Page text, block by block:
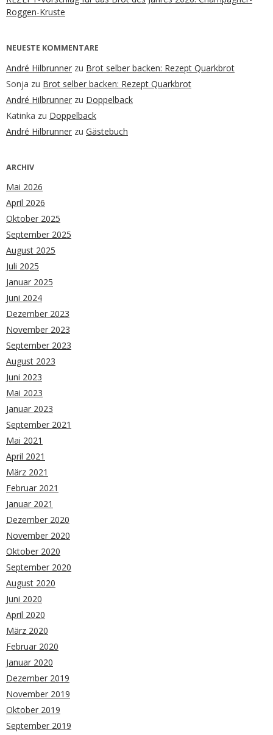
Roggen-Kruste
NEUESTE KOMMENTARE
André Hilbrunner zu Brot selber backen: Rezept Quarkbrot
Sonja zu Brot selber backen: Rezept Quarkbrot
André Hilbrunner zu Doppelback
Katinka zu Doppelback
André Hilbrunner zu Gästebuch
ARCHIV
Mai 2026
April 2026
Oktober 2025
September 2025
August 2025
Juli 2025
Januar 2025
Juni 2024
Dezember 2023
November 2023
September 2023
August 2023
Juni 2023
Mai 2023
Januar 2023
September 2021
Mai 2021
April 2021
März 2021
Februar 2021
Januar 2021
Dezember 2020
November 2020
Oktober 2020
September 2020
August 2020
Juni 2020
April 2020
März 2020
Februar 2020
Januar 2020
Dezember 2019
November 2019
Oktober 2019
September 2019